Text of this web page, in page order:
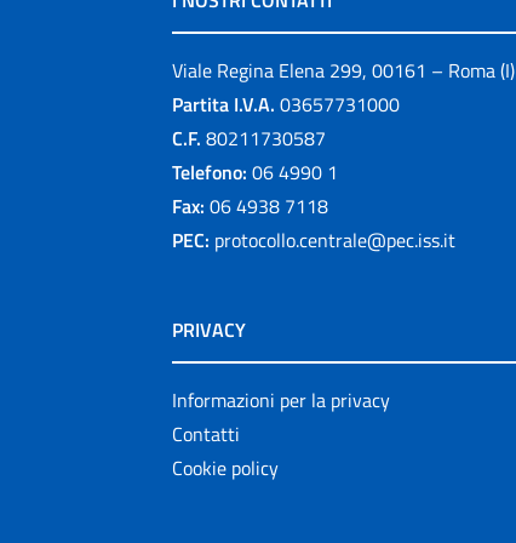
Viale Regina Elena 299, 00161 – Roma (I)
Partita I.V.A. 03657731000
C.F. 80211730587
Telefono: 06 4990 1
Fax: 06 4938 7118
PEC: protocollo.centrale@pec.iss.it
PRIVACY
Informazioni per la privacy
Contatti
Cookie policy